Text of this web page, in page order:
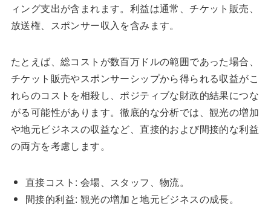
ィング支出が含まれます。利益は通常、チケット販売、
放送権、スポンサー収入を含みます。
たとえば、総コストが数百万ドルの範囲であった場合、
チケット販売やスポンサーシップから得られる収益がこ
れらのコストを相殺し、ポジティブな財政的結果につな
がる可能性があります。徹底的な分析では、観光の増加
や地元ビジネスの収益など、直接的および間接的な利益
の両方を考慮します。
直接コスト: 会場、スタッフ、物流。
間接的利益: 観光の増加と地元ビジネスの成長。